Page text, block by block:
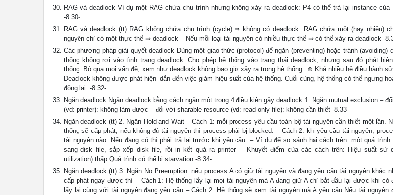
RAG và deadlock Ví dụ một RAG chứa chu trình nhưng không xảy ra deadlock: P4 có thể trả lại instance
-8.30-
RAG và deadlock (tt) RAG không chứa chu trình (cycle) ⇒ không có deadlock. RAG chứa một (hay nhiều)
nguyên chỉ có một thực thể ⇒ deadlock – Nếu mỗi loại tài nguyên có nhiều thực thể ⇒ có thể xảy ra deadlock -
Các phương pháp giải quyết deadlock Dùng một giao thức (protocol) để ngăn (preventing) hoặc tránh (avoiding)
thống không rơi vào tình trạng deadlock. Cho phép hệ thống vào trạng thái deadlock, nhưng sau đó phát
thống. Bỏ qua mọi vấn đề, xem như deadlock không bao giờ xảy ra trong hệ thống. ☺ Khá nhiều hệ điều hành
Deadlock không được phát hiện, dẫn đến việc giảm hiệu suất của hệ thống. Cuối cùng, hệ thống có thể ngưng
động lại. -8.32-
Ngăn deadlock Ngăn deadlock bằng cách ngăn một trong 4 điều kiện gây deadlock 1. Ngăn mutual exclusion –
(vd: printer): không làm được – đối với sharable resource (vd: read-only file): không cần thiết -8.33-
Ngăn deadlock (tt) 2. Ngăn Hold and Wait – Cách 1: mỗi process yêu cầu toàn bộ tài nguyên cần thiết một lần.
thống sẽ cấp phát, nếu không đủ tài nguyên thì process phải bị blocked. – Cách 2: khi yêu cầu tài nguyên,
tài nguyên nào. Nếu đang có thì phải trả lại trước khi yêu cầu. – Ví dụ để so sánh hai cách trên: một quá
sang disk file, sắp xếp disk file, rồi in kết quả ra printer. – Khuyết điểm của các cách trên: Hiệu suất sử
utilization) thấp Quá trình có thể bị starvation -8.34-
Ngăn deadlock (tt) 3. Ngăn No Preemption: nếu process A có giữ tài nguyên và đang yêu cầu tài nguyên khác
cấp phát ngay được thì – Cách 1: Hệ thống lấy lại mọi tài nguyên mà A đang giữ A chỉ bắt đầu lại được khi có
lấy lại cùng với tài nguyên đang yêu cầu – Cách 2: Hệ thống sẽ xem tài nguyên mà A yêu cầu Nếu tài